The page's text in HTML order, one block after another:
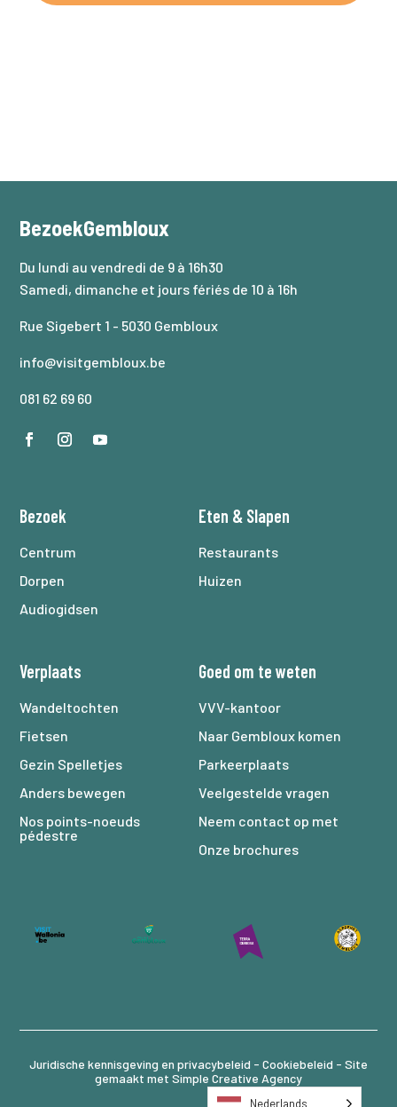
BezoekGembloux
Du lundi au vendredi de 9 à 16h30
Samedi, dimanche et jours fériés de 10 à 16h
Rue Sigebert 1 - 5030 Gembloux
info@visitgembloux.be
081 62 69 60
Bezoek
Centrum
Dorpen
Audiogidsen
Eten & Slapen
Restaurants
Huizen
Verplaats
Wandeltochten
Fietsen
Gezin Spelletjes
Anders bewegen
Nos points-noeuds
pédestre
Goed om te weten
VVV-kantoor
Naar Gembloux komen
Parkeerplaats
Veelgestelde vragen
Neem contact op met
Onze brochures
Juridische kennisgeving en privacybeleid - Cookiebeleid - Site
gemaakt met Simple Creative Agency
Nederlands